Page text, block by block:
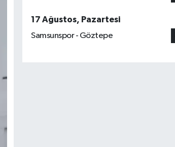
17 Ağustos, Pazartesi
Samsunspor - Göztepe